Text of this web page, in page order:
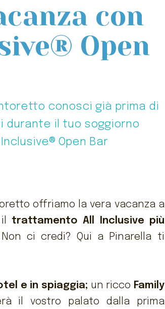
con
Open
conosci già prima di
durante il tuo soggiorno
Open Bar
offriamo la vera vacanza a
trattamento All Inclusive più
Non ci credi? Qui a Pinarella ti
e in spiaggia; un ricco Family
il vostro palato dalla prima